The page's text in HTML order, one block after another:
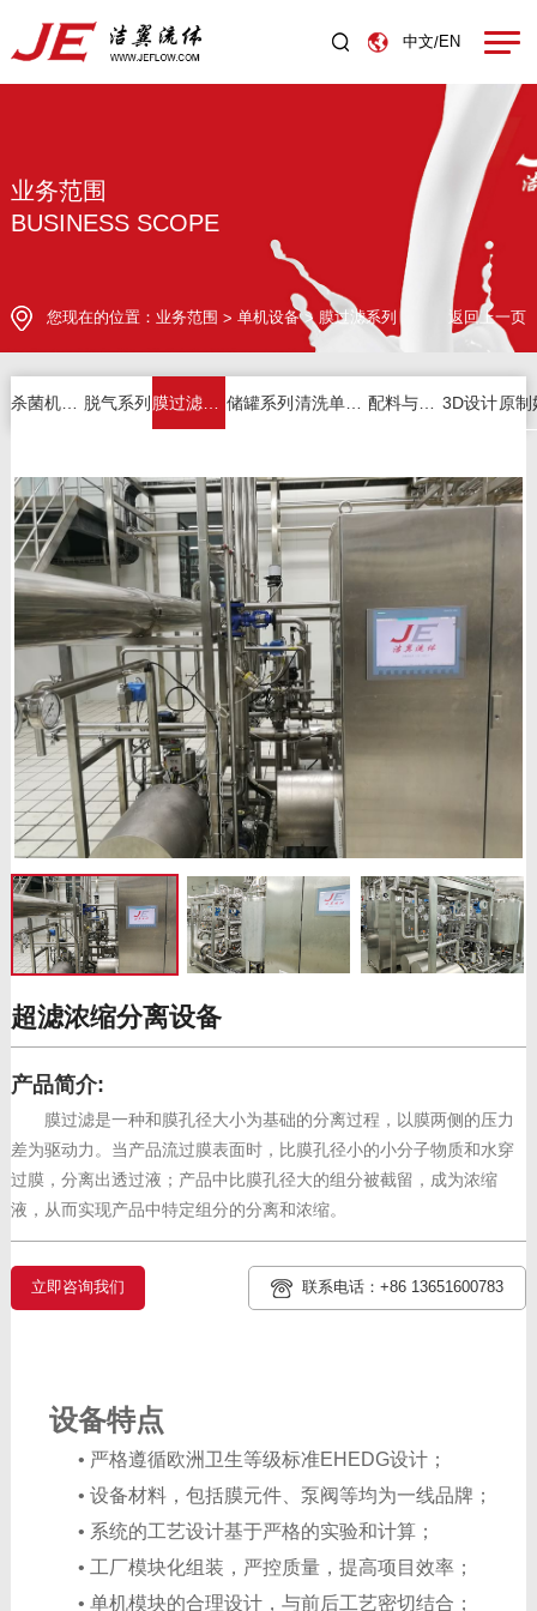
中文/EN
业务范围
BUSINESS SCOPE
您现在的位置：业务范围 >单机设备> 膜过滤系列 返回上一页
杀菌机系列 脱气系列 储罐系列 清洗单元系列 3D设计
超滤浓缩分离设备
产品简介:
膜过滤是一种和膜孔径大小为基础的分离过程，以膜两侧的压力
差为驱动力。当产品流过膜表面时，比膜孔径小的小分子物质和水穿
过膜，分离出透过液；产品中比膜孔径大的组分被截留，成为浓缩
液，从而实现产品中特定组分的分离和浓缩。
立即咨询我们 联系电话：+86 13651600783
设备特点
• 严格遵循欧洲卫生等级标准EHEDG设计；
• 设备材料，包括膜元件、泵阀等均为一线品牌；
• 系统的工艺设计基于严格的实验和计算；
• 工厂模块化组装，严控质量，提高项目效率；
• 单机模块的合理设计，与前后工艺密切结合；